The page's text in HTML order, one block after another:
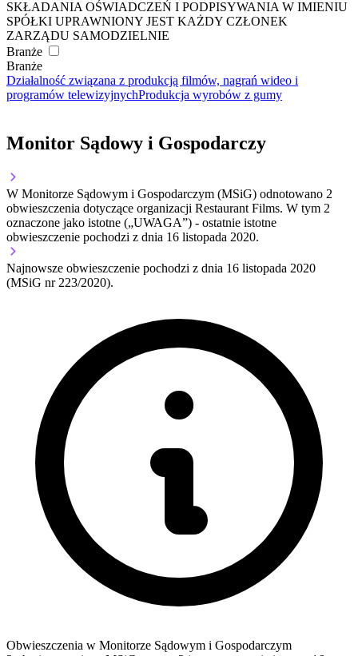
SKŁADANIA OŚWIADCZEŃ I PODPISYWANIA W IMIENIU
SPÓŁKI UPRAWNIONY JEST KAŻDY CZŁONEK
ZARZĄDU SAMODZIELNIE
Branże
Branże
Działalność związana z produkcją filmów, nagrań wideo i
programów telewizyjnychProdukcja wyrobów z gumy
Monitor Sądowy i Gospodarczy
W Monitorze Sądowym i Gospodarczym (MSiG) odnotowano 2
obwieszczenia dotyczące organizacji Restaurant Films. W tym 2
oznaczone jako istotne („UWAGA”) - ostatnie istotne
obwieszczenie pochodzi z dnia 16 listopada 2020.
Najnowsze obwieszczenie pochodzi z dnia 16 listopada 2020
(MSiG nr 223/2020).
Obwieszczenia w Monitorze Sądowym i Gospodarczym